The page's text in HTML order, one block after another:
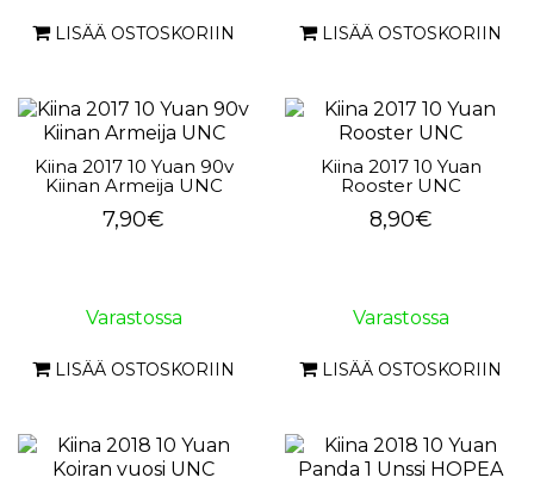
LISÄÄ OSTOSKORIIN LISÄÄ OSTOSKORIIN
Kiina 2017 10 Yuan 90v
Kiinan Armeija UNC
7,90€
Varastossa
LISÄÄ OSTOSKORIIN
Kiina 2017 10 Yuan
Rooster UNC
8,90€
Varastossa
LISÄÄ OSTOSKORIIN